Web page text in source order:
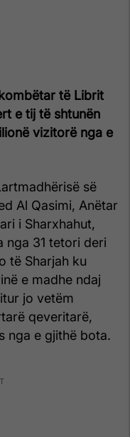
të Librit
e tij të shtunën
vizitorë nga e
së
Al Qasimi, Anëtar
i Sharxhahut,
nga 31 tetori deri
të Sharjah ku
e madhe ndaj
jo vetëm
qeveritarë,
nga e gjithë bota.